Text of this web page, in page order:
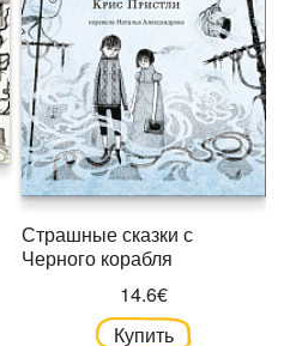
Страшные сказки с
Черного корабля
14.6€
Купить